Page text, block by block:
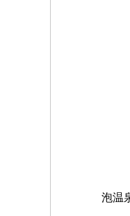
泡温